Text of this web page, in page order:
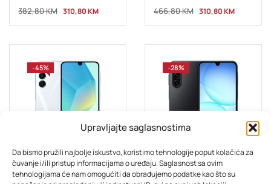
Upravljajte saglasnostima
Da bismo pružili najbolje iskustvo, koristimo tehnologije poput kolačića za
čuvanje i/ili pristup informacijama o uređaju. Saglasnost sa ovim
tehnologijama će nam omogućiti da obrađujemo podatke kao što su
382,80KM 310,80KM 466,80KM 310,80KM
-45%
ELEKTRONIKA
Mobitel Samsung Galaxy A16 4GB 128GB Dual Sim Silver/Gray
-28%
ELEKTRONIKA